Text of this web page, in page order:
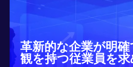
革新的な企業が明
観を持つ従業員を